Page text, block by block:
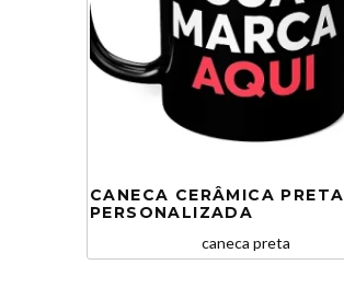
CANECA CERÂMICA PRETA
PERSONALIZADA
caneca preta